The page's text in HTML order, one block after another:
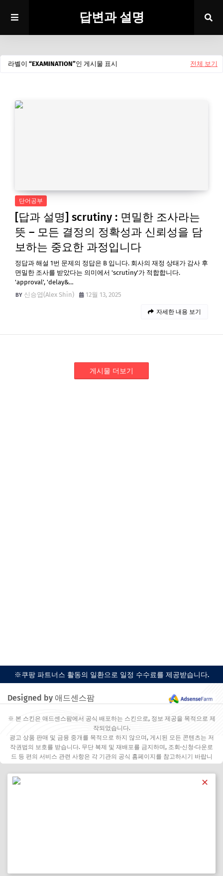
답변과 설명
라벨이 EXAMINATION 인 게시물 표시 전체 보기
단어공부
[답과 설명] scrutiny : 면밀한 조사라는
뜻 – 모든 결정의 정확성과 신뢰성을 담
보하는 중요한 과정입니다
정답과 해설 1번 문제의 정답은 B 입니다. 회사의 재정 상태가 감사 후
면밀한 조사를 받았다는 의미에서 'scrutiny'가 적합합니다.
'approval', 'delay&…
신승엽(Alex Shin)
12월 13, 2025
자세한 내용 보기
게시물 더보기
※쿠팡 파트너스 활동의 일환으로 일정 수수료를 제공받습니다.
Designed by 애드센스팜
※ 본 스킨은 애드센스팜에서 공식 배포하는 스킨으로, 정보 제공을 목적으로 제
작되었습니다.
광고 상품 판매 및 금융 중개를 목적으로 하지 않으며, 게시된 모든 콘텐츠는 저
작권법의 보호를 받습니다. 무단 복제 및 재배포를 금지하며, 조회·신청·다운로
드 등 편의 서비스 관련 사항은 각 기관의 공식 홈페이지를 참고하시기 바랍니
✕